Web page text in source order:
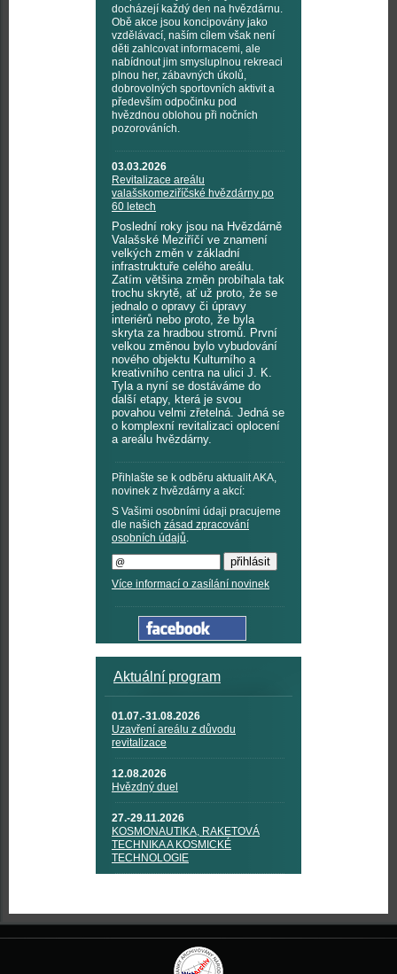
docházejí každý den na hvězdárnu.
Obě akce jsou koncipovány jako
vzdělávací, naším cílem však není
děti zahlcovat informacemi, ale
nabídnout jim smysluplnou rekreaci
plnou her, zábavných úkolů,
dobrovolných sportovních aktivit a
především odpočinku pod
hvězdnou oblohou při nočních
pozorováních.
03.03.2026
Revitalizace areálu
valašskomeziříčské hvězdárny po
60 letech
Poslední roky jsou na Hvězdárně
Valašské Meziříčí ve znamení
velkých změn v základní
infrastruktuře celého areálu.
Zatím většina změn probíhala tak
trochu skrytě, ať už proto, že se
jednalo o opravy či úpravy
interiérů nebo proto, že byla
skryta za hradbou stromů. První
velkou změnou bylo vybudování
nového objektu Kulturního a
kreativního centra na ulici J. K.
Tyla a nyní se dostáváme do
další etapy, která je svou
povahou velmi zřetelná. Jedná se
o komplexní revitalizaci oplocení
a areálu hvězdárny.
Přihlašte se k odběru aktualit AKA,
novinek z hvězdárny a akcí:
S Vašimi osobními údaji pracujeme
dle našich zásad zpracování
osobních údajů.
Více informací o zasílání novinek
Aktuální program
01.07.-31.08.2026
Uzavření areálu z důvodu
revitalizace
12.08.2026
Hvězdný duel
27.-29.11.2026
KOSMONAUTIKA, RAKETOVÁ
TECHNIKA A KOSMICKÉ
TECHNOLOGIE